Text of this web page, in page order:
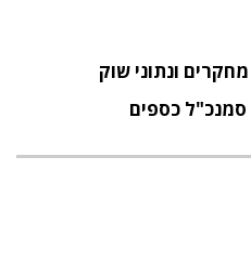
מחקרים ונתוני שוק
סמנכ"ל כספים